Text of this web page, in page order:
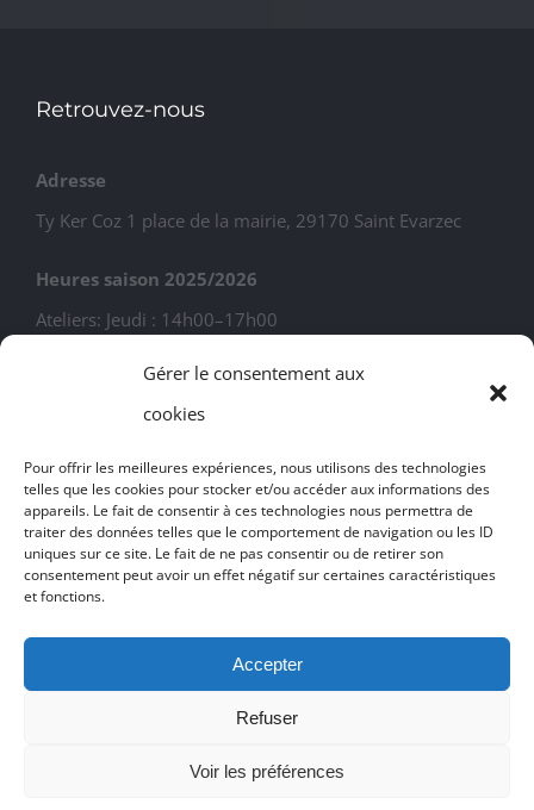
Gérer le consentement aux
cookies
Pour offrir les meilleures expériences, nous utilisons des technologies
telles que les cookies pour stocker et/ou accéder aux informations des
appareils. Le fait de consentir à ces technologies nous permettra de
traiter des données telles que le comportement de navigation ou les ID
uniques sur ce site. Le fait de ne pas consentir ou de retirer son
consentement peut avoir un effet négatif sur certaines caractéristiques
et fonctions.
Accepter
Refuser
Voir les préférences
Retrouvez-nous
Adresse
Ty Ker Coz 1 place de la mairie, 29170 Saint Evarzec
Heures saison 2025/2026
Ateliers: Jeudi : 14h00–17h00
Animateurs
ACISTE existe grâce aux animateurs bénévoles. Si vous
avez développé une connaissance en informatique ou
bureautique, contactez-nous sans tarder.
2026 | tous droits réservés | conçu par